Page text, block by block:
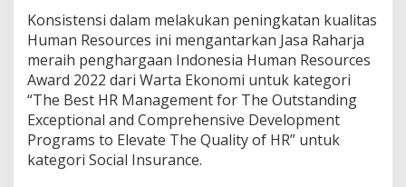
l
i
t
a
S
D
M
U
Konsistensi dalam melakukan peningkatan kualitas
Human Resources ini mengantarkan Jasa Raharja
meraih penghargaan Indonesia Human Resources
Award 2022 dari Warta Ekonomi untuk kategori
“The Best HR Management for The Outstanding
Exceptional and Comprehensive Development
Programs to Elevate The Quality of HR” untuk
kategori Social Insurance.